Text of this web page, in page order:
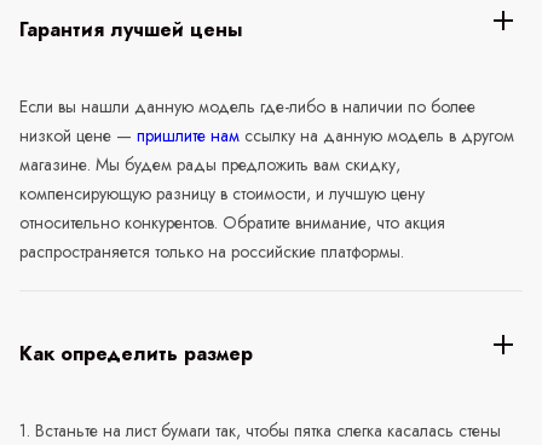
Гарантия лучшей цены
Если вы нашли данную модель где-либо в наличии по более
низкой цене — пришлите нам ссылку на данную модель в другом
магазине. Мы будем рады предложить вам скидку,
компенсирующую разницу в стоимости, и лучшую цену
относительно конкурентов. Обратите внимание, что акция
распространяется только на российские платформы.
Как определить размер
1. Встаньте на лист бумаги так, чтобы пятка слегка касалась стены